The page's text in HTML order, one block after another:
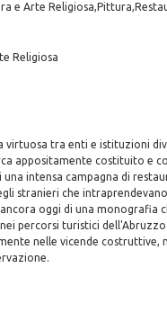
e Arte
Religiosa
virtuosa tra enti e istituzioni
appositamente costituito e
intensa campagna di
stranieri che
ancora oggi di una
percorsi turistici
nelle vicende